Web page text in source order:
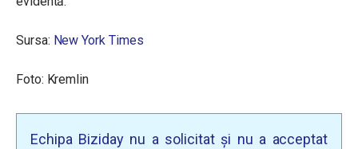
Sursa: New York Times
Foto: Kremlin
Echipa Biziday nu a solicitat și nu a acceptat